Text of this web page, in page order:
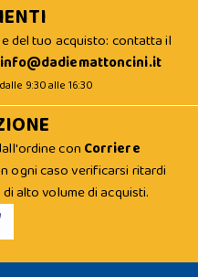
del tuo acquisto: contatta il
info@dadiemattoncini.it
9:30 alle 16:30
con Corriere
ogni caso verificarsi ritardi
alto volume di acquisti.